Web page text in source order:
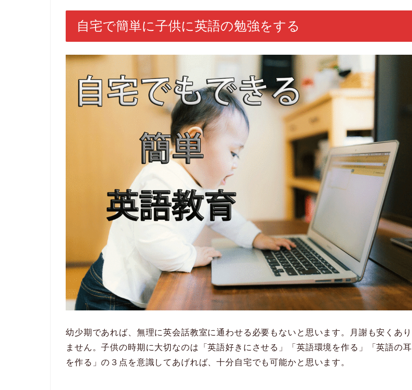
自宅で簡単に子供に英語の勉強をする
幼少期であれば、無理に英会話教室に通わせる必要もないと思います。月謝も安くあり
ません。子供の時期に大切なのは「英語好きにさせる」「英語環境を作る」「英語の耳
を作る」の３点を意識してあげれば、十分自宅でも可能かと思います。